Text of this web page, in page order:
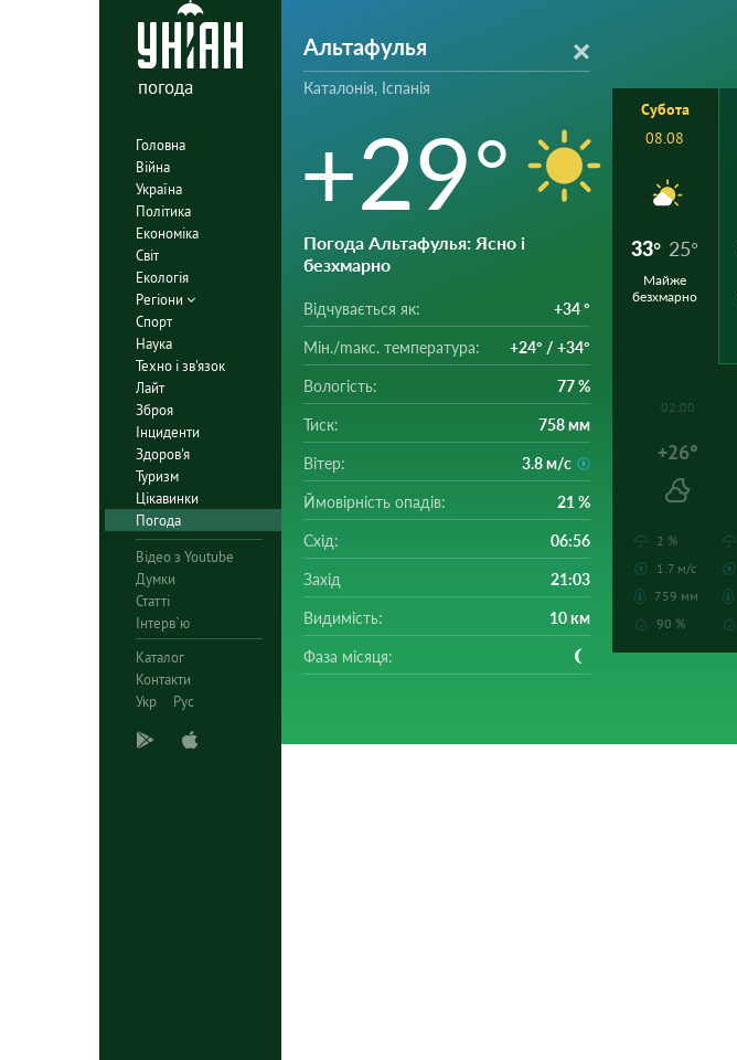
погода
Головна
Війна
Україна
Політика
Економіка
Світ
Екологія
Регіони
Спорт
Наука
Техно і зв'язок
Лайт
Зброя
Інциденти
Здоров'я
Туризм
Цікавинки
Погода
Відео з Youtube
Думки
Статті
Інтерв`ю
Каталог
Контакти
Укр
Рус
Альтафулья
Каталонія, Іспанія
+29°
Погода Альтафулья: Ясно і
безхмарно
Відчувається як: +34 °
Мін./mакс. температура: +24° / +34°
Вологість: 77 %
Тиск: 758 мм
Вітер: 3.8 м/с
Ймовірність опадів: 21 %
Схід: 06:56
Захід 21:03
Видимість: 10 км
Фаза місяця:
Субота
08.08
33° 25°
Майже
безхмарно
02:00
+26°
2 %
1.7 м/с
759 мм
90 %